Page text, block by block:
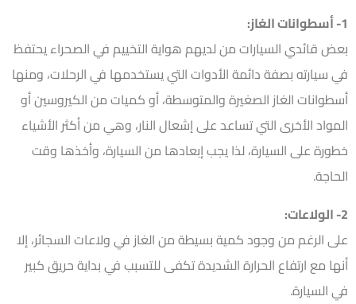
1- أسطوانات الغاز:
بعض قائدي السيارات من لديهم هواية التخييم في الصحراء يحتفظ
في سيارته بصفة دائمة الأدوات التي يستخدمها في الرحلات، ومنها
أسطوانات الغاز الصغيرة والمتوسطة، أو كميات من الكيروسين أو
المواد الأخرى التي تساعد على إشعال النار، وهي من أكثر الأشياء
خطورة على السيارة، لذا يجب إبعادها من السيارة، وأخذها وقت
الحاجة.
2- الولاعات:
على الرغم من وجود كمية بسيطة من الغاز في ولاعات السجائر، إلا
أنها مع ارتفاع الحرارة الشديدة تكفى للتسبب في بداية حريق كبير
في السيارة.